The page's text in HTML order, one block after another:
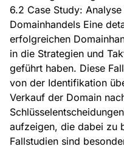
6.2 Case Study:
Domainhandels Eine
erfolgreichen
in die Strategien und
geführt haben. Diese
von der Identifikation
Verkauf der Domain
aufzeigen, die dabei zu
Fallstudien sind